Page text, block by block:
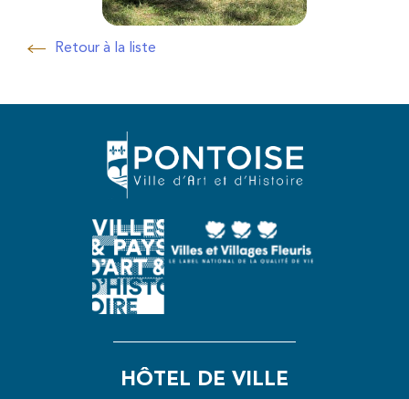
Retour à la liste
Retour à la liste
HÔTEL DE VILLE